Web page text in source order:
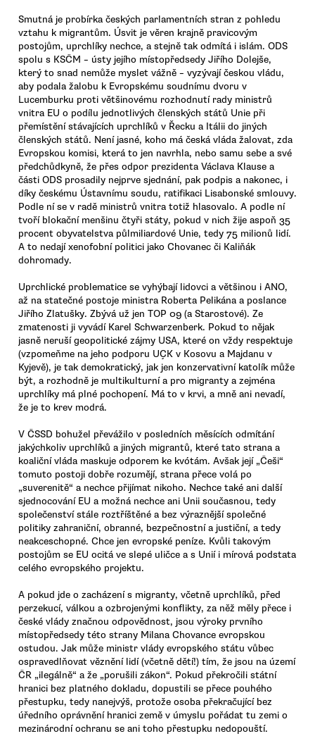
Smutná je probírka českých parlamentních stran z pohledu
vztahu k migrantům. Úsvit je věren krajně pravicovým
postojům, uprchlíky nechce, a stejně tak odmítá i islám. ODS
spolu s KSČM – ústy jejího místopředsedy Jiřího Dolejše,
který to snad nemůže myslet vážně – vyzývají českou vládu,
aby podala žalobu k Evropskému soudnímu dvoru v
Lucemburku proti většinovému rozhodnutí rady ministrů
vnitra EU o podílu jednotlivých členských států Unie při
přemístění stávajících uprchlíků v Řecku a Itálii do jiných
členských států. Není jasné, koho má česká vláda žalovat, zda
Evropskou komisi, která to jen navrhla, nebo samu sebe a své
předchůdkyně, že přes odpor prezidenta Václava Klause a
části ODS prosadily nejprve sjednání, pak podpis a nakonec, i
díky českému Ústavnímu soudu, ratifikaci Lisabonské smlouvy.
Podle ní se v radě ministrů vnitra totiž hlasovalo. A podle ní
tvoří blokační menšinu čtyři státy, pokud v nich žije aspoň 35
procent obyvatelstva půlmiliardové Unie, tedy 75 milionů lidí.
A to nedají xenofobní politici jako Chovanec či Kaliňák
dohromady.
Uprchlické problematice se vyhýbají lidovci a většinou i ANO,
až na statečné postoje ministra Roberta Pelikána a poslance
Jiřího Zlatušky. Zbývá už jen TOP 09 (a Starostové). Ze
zmatenosti ji vyvádí Karel Schwarzenberk. Pokud to nějak
jasně neruší geopolitické zájmy USA, které on vždy respektuje
(vzpomeňme na jeho podporu UÇK v Kosovu a Majdanu v
Kyjevě), je tak demokratický, jak jen konzervativní katolík může
být, a rozhodně je multikulturní a pro migranty a zejména
uprchlíky má plné pochopení. Má to v krvi, a mně ani nevadí,
že je to krev modrá.
V ČSSD bohužel převážilo v posledních měsících odmítání
jakýchkoliv uprchlíků a jiných migrantů, které tato strana a
koaliční vláda maskuje odporem ke kvótám. Avšak její „Češi“
tomuto postoji dobře rozumějí, strana přece volá po
„suverenitě“ a nechce přijímat nikoho. Nechce také ani další
sjednocování EU a možná nechce ani Unii současnou, tedy
společenství stále roztříštěné a bez výraznější společné
politiky zahraniční, obranné, bezpečnostní a justiční, a tedy
neakceschopné. Chce jen evropské peníze. Kvůli takovým
postojům se EU ocitá ve slepé uličce a s Unií i mírová podstata
celého evropského projektu.
A pokud jde o zacházení s migranty, včetně uprchlíků, před
perzekucí, válkou a ozbrojenými konflikty, za něž měly přece i
české vlády značnou odpovědnost, jsou výroky prvního
místopředsedy této strany Milana Chovance evropskou
ostudou. Jak může ministr vlády evropského státu vůbec
ospravedlňovat věznění lidí (včetně dětí!) tím, že jsou na území
ČR „ilegálně“ a že „porušili zákon“. Pokud překročili státní
hranici bez platného dokladu, dopustili se přece pouhého
přestupku, tedy nanejvýš, protože osoba překračující bez
úředního oprávnění hranici země v úmyslu pořádat tu zemi o
mezinárodní ochranu se ani toho přestupku nedopouští.